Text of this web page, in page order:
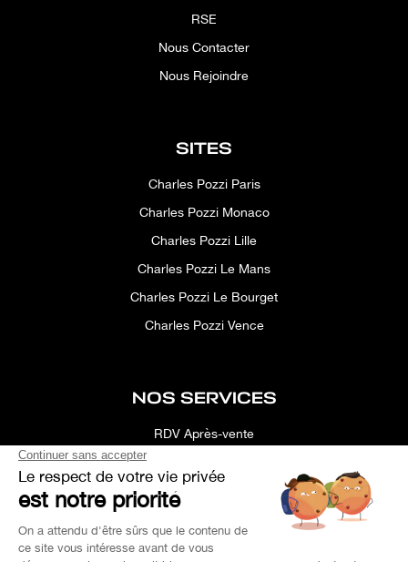
RSE
Nous Contacter
Nous Rejoindre
SITES
Charles Pozzi Paris
Charles Pozzi Monaco
Charles Pozzi Lille
Charles Pozzi Le Mans
Charles Pozzi Le Bourget
Charles Pozzi Vence
NOS SERVICES
RDV Après-vente
Simulateur
Recherche Personnalisée